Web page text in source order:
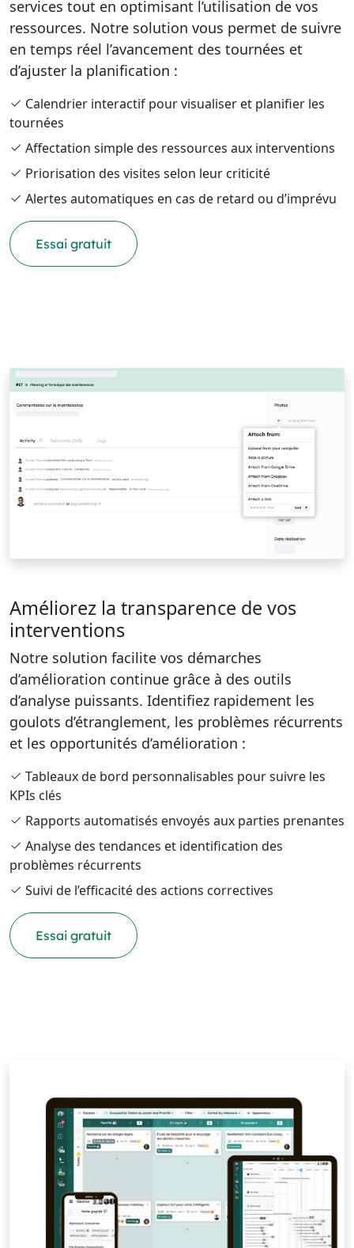
services tout en optimisant l’utilisation de vos
ressources. Notre solution vous permet de suivre
en temps réel l’avancement des tournées et
d’ajuster la planification :
Calendrier interactif pour visualiser et planifier les
tournées
Affectation simple des ressources aux interventions
Priorisation des visites selon leur criticité
Alertes automatiques en cas de retard ou d’imprévu
Essai gratuit
Améliorez la transparence de vos
interventions
Notre solution facilite vos démarches
d’amélioration continue grâce à des outils
d’analyse puissants. Identifiez rapidement les
goulots d’étranglement, les problèmes récurrents
et les opportunités d’amélioration :
Tableaux de bord personnalisables pour suivre les
KPIs clés
Rapports automatisés envoyés aux parties prenantes
Analyse des tendances et identification des
problèmes récurrents
Suivi de l’efficacité des actions correctives
Essai gratuit